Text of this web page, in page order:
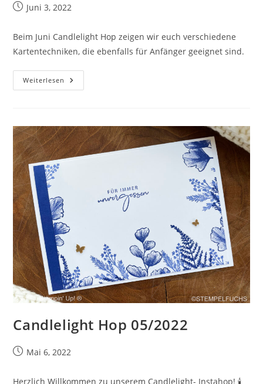
BeitragJuni 3, 2022
Beim Juni Candlelight Hop zeigen wir euch verschiedene
Kartentechniken, die ebenfalls für Anfänger geeignet sind.
Weiterlesen Candlelight
Hop
Candlelight Hop 05/2022
BeitragMai 6, 2022
Herzlich Willkommen zu unserem Candlelight- Instahop! 🕯